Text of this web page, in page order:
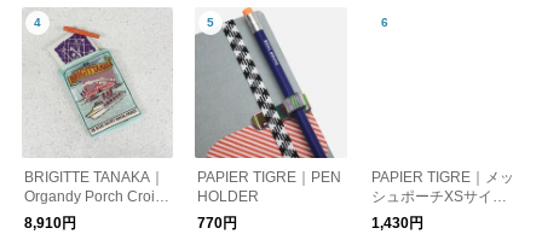
BRIGITTE TANAKA｜
Organdy Porch Croisi
ère/Cruise
8,910円
PAPIER TIGRE｜PEN
HOLDER
770円
PAPIER TIGRE｜メッ
シュポーチXSサイズ
（カード大）
1,430円